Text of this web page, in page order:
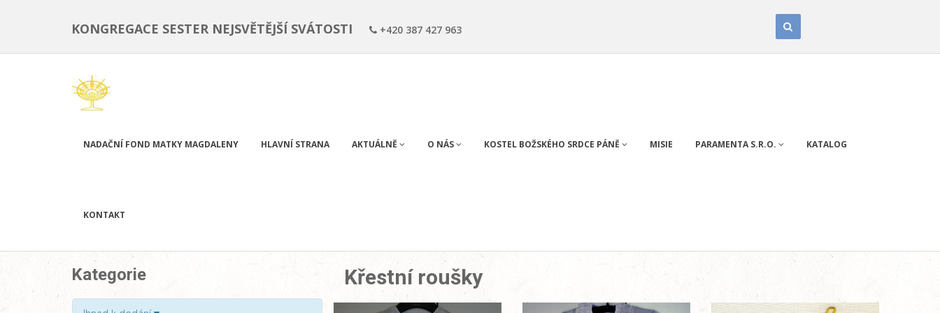
KONGREGACE SESTER NEJSVĚTĚJŠÍ SVÁTOSTI +420 387 427 963
NADAČNÍ FOND MATKY MAGDALENY HLAVNÍ STRANA AKTUÁLNĚ O NÁS KOSTEL BOŽSKÉHO SRDCE PÁNĚ MISIE PARAMENTA S.R.O. KATALOG
KONTAKT
Kategorie Křestní roušky